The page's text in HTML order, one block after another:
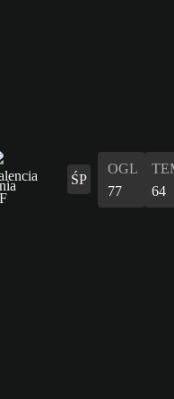
ŚP
OGL
77
64